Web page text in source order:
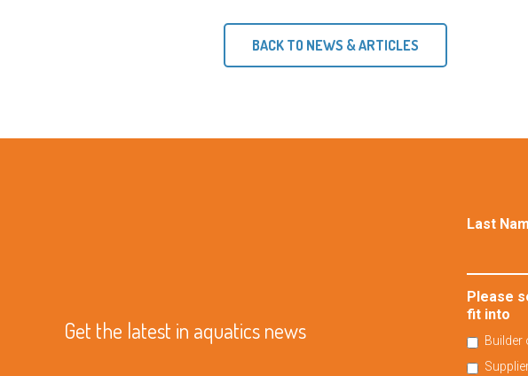
BACK TO NEWS & ARTICLES
Get the latest in aquatics news
Last
Please
fit into
Builder